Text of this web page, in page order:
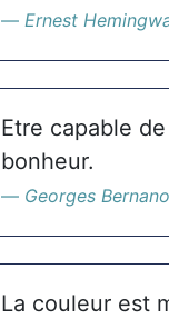
Ernest
Etre capable
bonheur.
Georges
La couleur est